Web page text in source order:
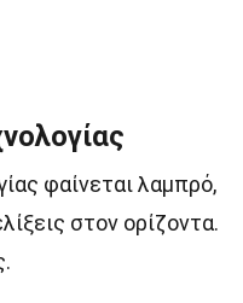
φαίνεται λαμπρό,
στον ορίζοντα.